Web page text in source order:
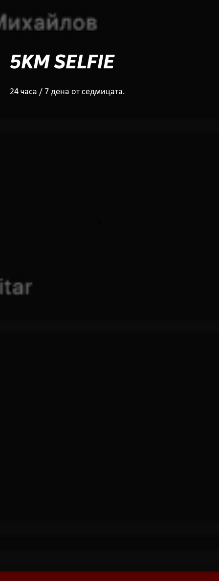
5KM SELFIE
24 часа / 7 дена от седмицата.